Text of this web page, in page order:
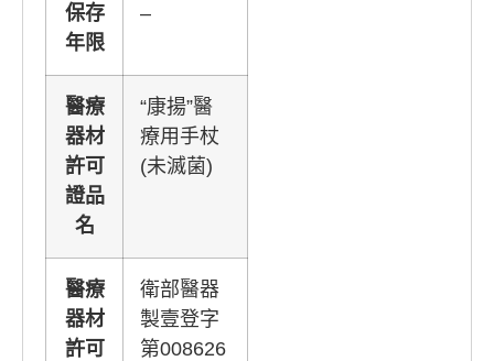
保存
年限
–
醫療
器材
許可
證品
名
“康揚”醫
療用手杖
(未滅菌)
醫療
器材
許可
衛部醫器
製壹登字
第008626